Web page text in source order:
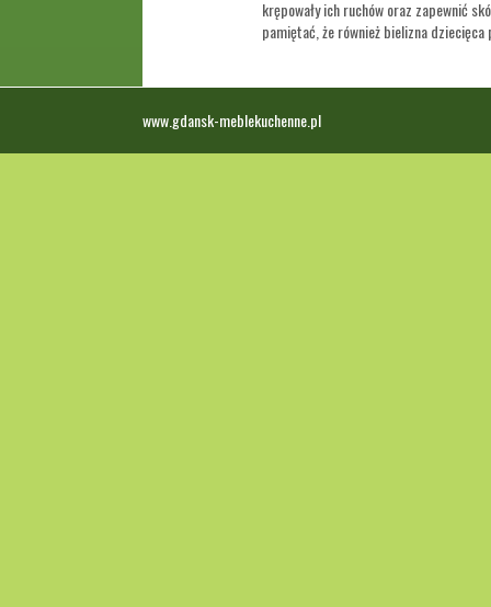
krępowały ich ruchów oraz zapewnić
pamiętać, że również bielizna
www.gdansk-meblekuchenne.pl